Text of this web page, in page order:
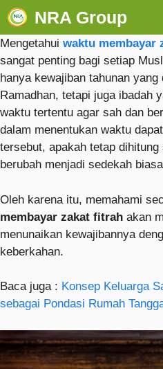
NRA Group
Mengetahui waktu membayar
sangat penting bagi setiap
hanya kewajiban tahunan
Ramadhan, tetapi juga ibadah
waktu tertentu agar sah dan
dalam menentukan waktu
tersebut, apakah tetap
berubah menjadi sedekah
Oleh karena itu, memahami
membayar zakat fitrah akan
menunaikan kewajibannya
keberkahan.
Baca juga : Konsep Keluarga
sebagai Pondasi Rumah